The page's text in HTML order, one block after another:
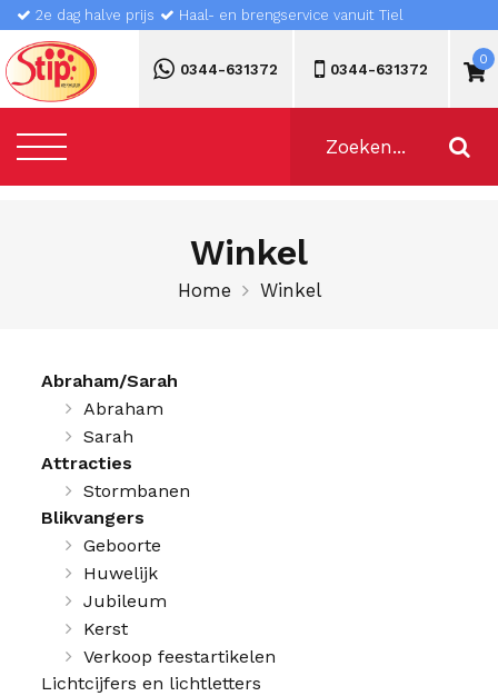
2e dag halve prijs Haal- en brengservice vanuit Tiel
0344-631372 0344-631372
0
Winkel
Home Winkel
Abraham/Sarah
Abraham
Sarah
Attracties
Stormbanen
Blikvangers
Geboorte
Huwelijk
Jubileum
Kerst
Verkoop feestartikelen
Lichtcijfers en lichtletters